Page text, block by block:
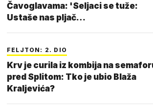
Čavoglavama: 'Seljaci se tuže:
Ustaše nas pljač…
FELJTON: 2. DIO
Krv je curila iz kombija na
pred Splitom: Tko je ubio Blaža
Kraljevića?